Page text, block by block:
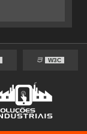
W3C